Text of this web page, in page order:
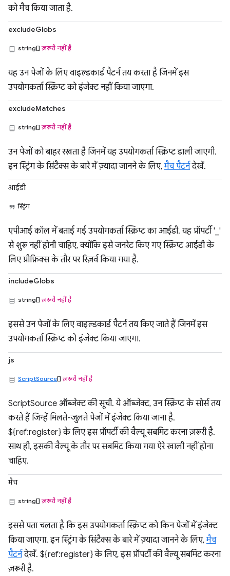
को मैच किया जाता है.
excludeGlobs
string[]ज़रूरी नहीं है
यह उन पेजों के लिए वाइल्डकार्ड पैटर्न तय करता है जिनमें इस
उपयोगकर्ता स्क्रिप्ट को इंजेक्ट नहीं किया जाएगा.
excludeMatches
string[]ज़रूरी नहीं है
उन पेजों को बाहर रखता है जिनमें यह उपयोगकर्ता स्क्रिप्ट डाली जाएगी.
इन स्ट्रिंग के सिंटैक्स के बारे में ज़्यादा जानने के लिए,मैच पैटर्नदेखें.
आईडी
स्ट्रिंग
एपीआई कॉल में बताई गई उपयोगकर्ता स्क्रिप्ट का आईडी. यह प्रॉपर्टी '_'
से शुरू नहीं होनी चाहिए, क्योंकि इसे जनरेट किए गए स्क्रिप्ट आईडी के
लिए प्रीफ़िक्स के तौर पर रिज़र्व किया गया है.
includeGlobs
string[]ज़रूरी नहीं है
इससे उन पेजों के लिए वाइल्डकार्ड पैटर्न तय किए जाते हैं जिनमें इस
उपयोगकर्ता स्क्रिप्ट को इंजेक्ट किया जाएगा.
js
ScriptSource[]ज़रूरी नहीं है
ScriptSource ऑब्जेक्ट की सूची. ये ऑब्जेक्ट, उन स्क्रिप्ट के सोर्स तय
करते हैं जिन्हें मिलते-जुलते पेजों में इंजेक्ट किया जाना है.
${ref:register} के लिए इस प्रॉपर्टी की वैल्यू सबमिट करना ज़रूरी है.
साथ ही, इसकी वैल्यू के तौर पर सबमिट किया गया ऐरे खाली नहीं होना
चाहिए.
मैच
string[]ज़रूरी नहीं है
इससे पता चलता है कि इस उपयोगकर्ता स्क्रिप्ट को किन पेजों में इंजेक्ट
किया जाएगा. इन स्ट्रिंग के सिंटैक्स के बारे में ज़्यादा जानने के लिए,मैच
पैटर्नदेखें. ${ref:register} के लिए, इस प्रॉपर्टी की वैल्यू सबमिट करना
ज़रूरी है.